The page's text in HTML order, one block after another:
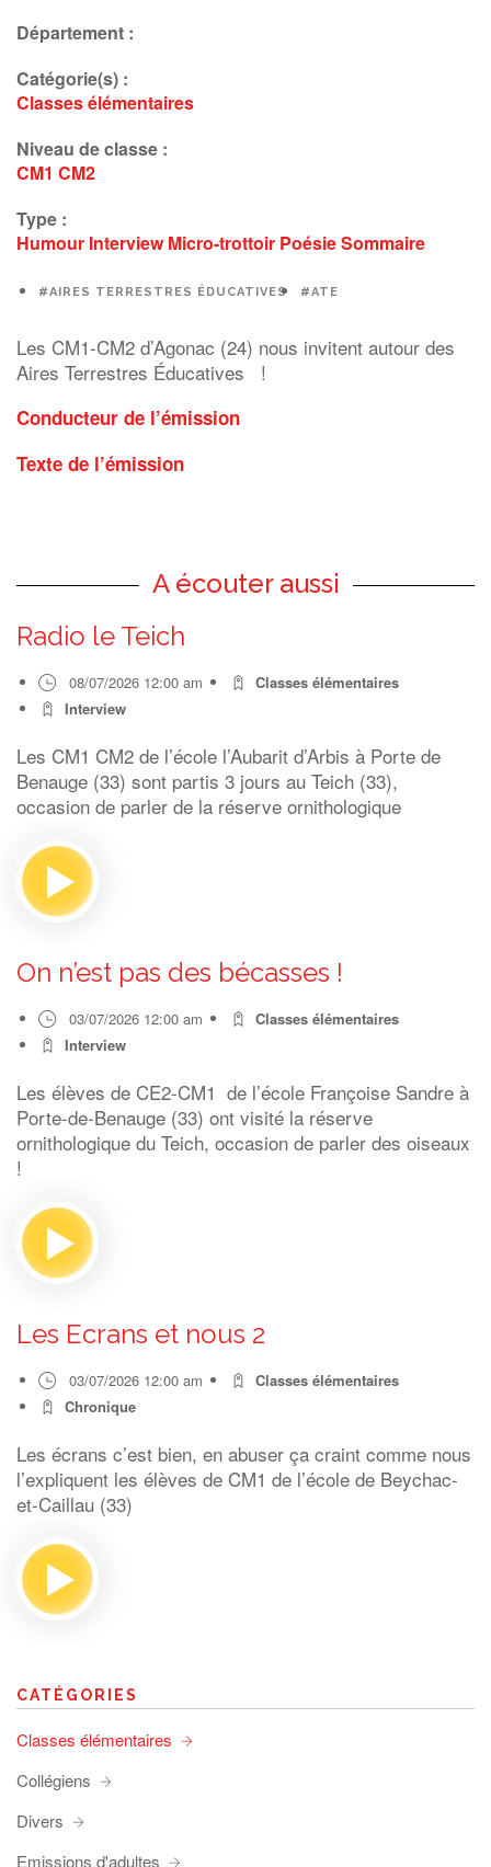
Département :
Catégorie(s) :
Classes élémentaires
Niveau de classe :
CM1 CM2
Type :
Humour Interview Micro-trottoir PoésieSommaire
#AIRES TERRESTRES ÉDUCATIVES #ATE
Les CM1-CM2 d’Agonac (24) nous invitent autour des
Aires Terrestres Éducatives !
Conducteur de l’émission
Texte de l’émission
A écouter aussi
Radio le Teich
08/07/2026 12:00 am
Classes élémentaires
Interview
Les CM1 CM2 de l’école l’Aubarit d’Arbis à Porte de
Benauge (33) sont partis 3 jours au Teich (33),
occasion de parler de la réserve ornithologique
On n’est pas des bécasses !
03/07/2026 12:00 am
Classes élémentaires
Interview
Les élèves de CE2-CM1 de l’école Françoise Sandre à
Porte-de-Benauge (33) ont visité la réserve
ornithologique du Teich, occasion de parler des oiseaux
!
Les Ecrans et nous 2
03/07/2026 12:00 am
Classes élémentaires
Chronique
Les écrans c’est bien, en abuser ça craint comme nous
l’expliquent les élèves de CM1 de l’école de Beychac-
et-Caillau (33)
CATÉGORIES
Classes élémentaires
Collégiens
Divers
Emissions d'adultes